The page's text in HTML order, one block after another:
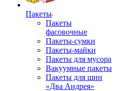
Пакеты
Пакеты
фасовочные
Пакеты-сумки
Пакеты-майки
Пакеты для мусора
Вакуумные пакеты
Пакеты для шин
«Два Андрея»